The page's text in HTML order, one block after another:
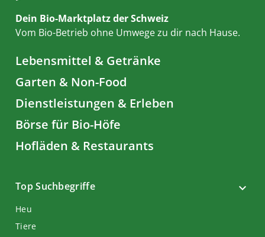
Dein Bio-Marktplatz der Schweiz
Vom Bio-Betrieb ohne Umwege zu dir nach Hause.
Lebensmittel & Getränke
Garten & Non-Food
Dienstleistungen & Erleben
Börse für Bio-Höfe
Hofläden & Restaurants
Top Suchbegriffe
Heu
Tiere